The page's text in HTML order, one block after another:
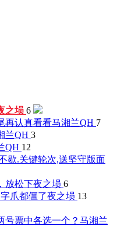
之埙 6
再认真看看马湘兰QH 7
兰QH 3
QH 12
歇.关键轮次,送坚守版面
放松下夜之埙 6
爪都僵了夜之埙 13
号票中各选一个？ 马湘兰